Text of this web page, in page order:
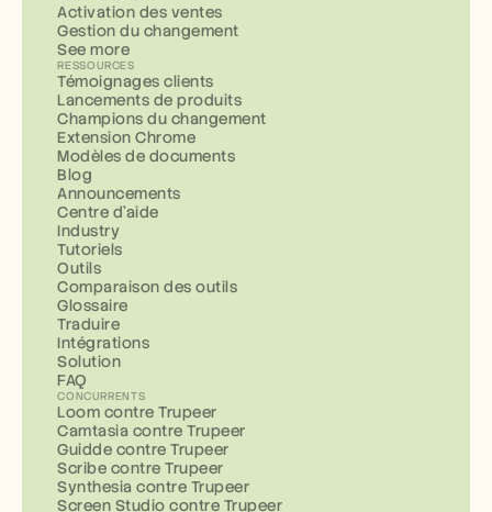
Activation des ventes
Gestion du changement
See more
RESSOURCES
Témoignages clients
Lancements de produits
Champions du changement
Extension Chrome
Modèles de documents
Blog
Announcements
Centre d'aide
Industry
Tutoriels
Outils
Comparaison des outils
Glossaire
Traduire
Intégrations
Solution
FAQ
CONCURRENTS
Loom contre Trupeer
Camtasia contre Trupeer
Guidde contre Trupeer
Scribe contre Trupeer
Synthesia contre Trupeer
Screen Studio contre Trupeer